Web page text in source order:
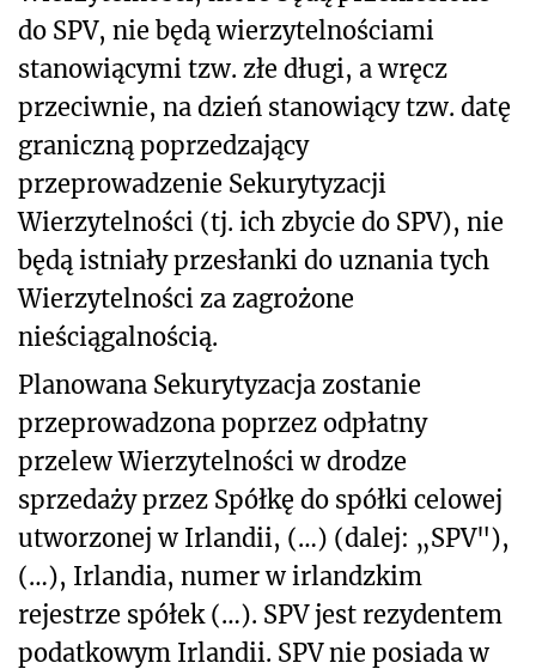
do SPV, nie będą wierzytelnościami
stanowiącymi tzw. złe długi, a wręcz
przeciwnie, na dzień stanowiący tzw. datę
graniczną poprzedzający
przeprowadzenie Sekurytyzacji
Wierzytelności (tj. ich zbycie do SPV), nie
będą istniały przesłanki do uznania tych
Wierzytelności za zagrożone
nieściągalnością.
Planowana Sekurytyzacja zostanie
przeprowadzona poprzez odpłatny
przelew Wierzytelności w drodze
sprzedaży przez Spółkę do spółki celowej
utworzonej w Irlandii, (…) (dalej: „SPV"),
(…), Irlandia, numer w irlandzkim
rejestrze spółek (…). SPV jest rezydentem
podatkowym Irlandii. SPV nie posiada w